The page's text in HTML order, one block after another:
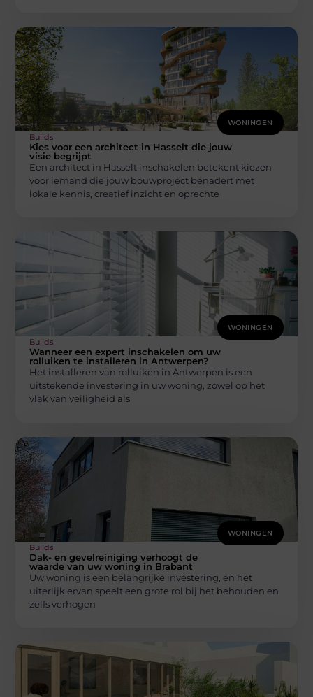
WONINGEN
Builds
Kies voor een architect in Hasselt die jouw
visie begrijpt
Een architect in Hasselt inschakelen betekent kiezen
voor iemand die jouw bouwproject benadert met
lokale kennis, creatief inzicht en oprechte
WONINGEN
Builds
Wanneer een expert inschakelen om uw
rolluiken te installeren in Antwerpen?
Het installeren van rolluiken in Antwerpen is een
uitstekende investering in uw woning, zowel op het
vlak van veiligheid als
WONINGEN
Builds
Dak- en gevelreiniging verhoogt de
waarde van uw woning in Brabant
Uw woning is een belangrijke investering, en het
uiterlijk ervan speelt een grote rol bij het behouden en
zelfs verhogen